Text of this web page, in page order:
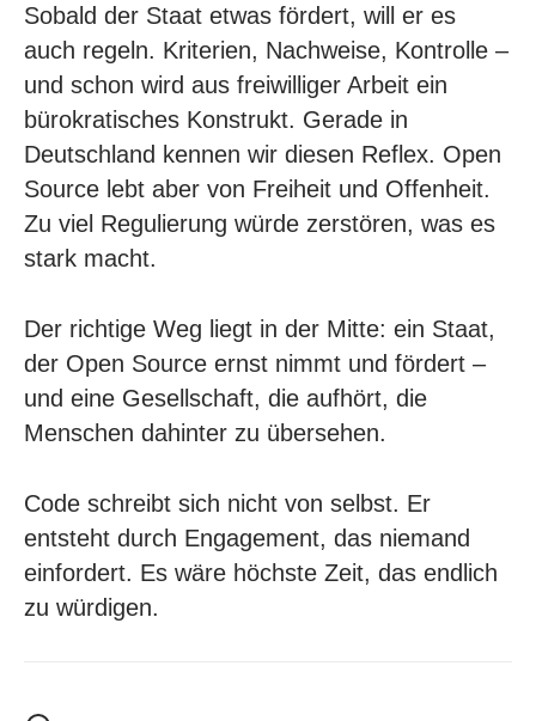
Sobald der Staat etwas fördert, will er es
auch regeln. Kriterien, Nachweise, Kontrolle –
und schon wird aus freiwilliger Arbeit ein
bürokratisches Konstrukt. Gerade in
Deutschland kennen wir diesen Reflex. Open
Source lebt aber von Freiheit und Offenheit.
Zu viel Regulierung würde zerstören, was es
stark macht.
Der richtige Weg liegt in der Mitte: ein Staat,
der Open Source ernst nimmt und fördert –
und eine Gesellschaft, die aufhört, die
Menschen dahinter zu übersehen.
Code schreibt sich nicht von selbst. Er
entsteht durch Engagement, das niemand
einfordert. Es wäre höchste Zeit, das endlich
zu würdigen.